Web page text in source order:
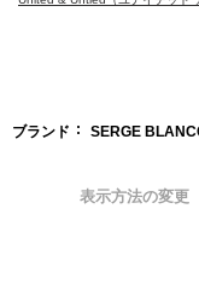
ブランド SERGE
表示方法の変更